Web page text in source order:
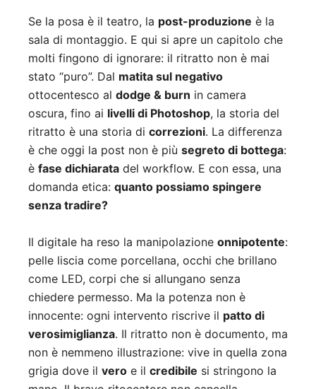
Se la posa è il teatro, la post-produzione è la
sala di montaggio. E qui si apre un capitolo che
molti fingono di ignorare: il ritratto non è mai
stato “puro”. Dal matita sul negativo
ottocentesco al dodge & burn in camera
oscura, fino ai livelli di Photoshop, la storia del
ritratto è una storia di correzioni. La differenza
è che oggi la post non è più segreto di bottega:
è fase dichiarata del workflow. E con essa, una
domanda etica: quanto possiamo spingere
senza tradire?
Il digitale ha reso la manipolazione onnipotente:
pelle liscia come porcellana, occhi che brillano
come LED, corpi che si allungano senza
chiedere permesso. Ma la potenza non è
innocente: ogni intervento riscrive il patto di
verosimiglianza. Il ritratto non è documento, ma
non è nemmeno illustrazione: vive in quella zona
grigia dove il vero e il credibile si stringono la